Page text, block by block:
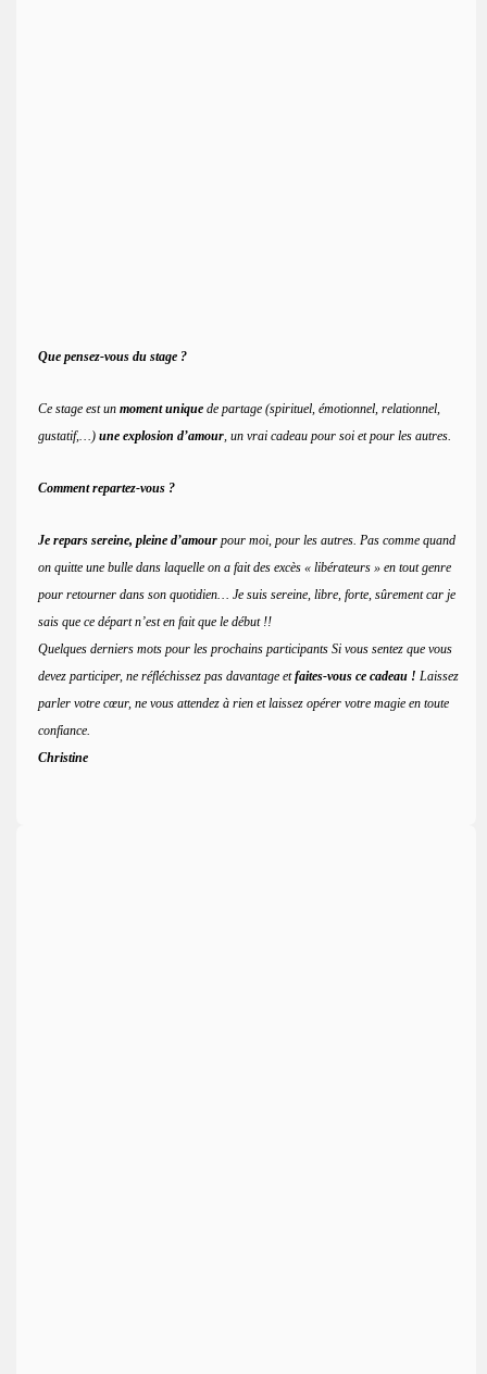
Que pensez-vous du stage ?
Ce stage est un moment unique de partage (spirituel, émotionnel, relationnel,
gustatif,…) une explosion d’amour, un vrai cadeau pour soi et pour les autres.
Comment repartez-vous ?
Je repars sereine, pleine d’amour pour moi, pour les autres. Pas comme quand
on quitte une bulle dans laquelle on a fait des excès « libérateurs » en tout genre
pour retourner dans son quotidien… Je suis sereine, libre, forte, sûrement car je
sais que ce départ n’est en fait que le début !!
Quelques derniers mots pour les prochains participants Si vous sentez que vous
devez participer, ne réfléchissez pas davantage etfaites-vous ce cadeau ! Laissez
parler votre cœur, ne vous attendez à rien et laissez opérer votre magie en toute
confiance.
Christine